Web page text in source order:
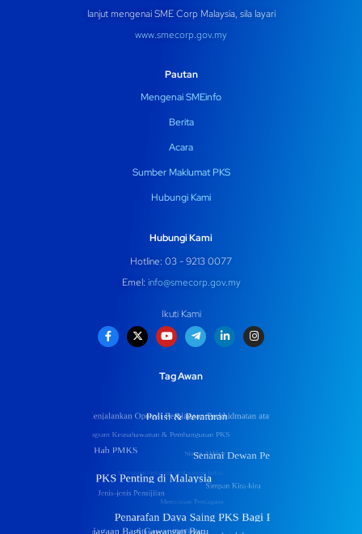
lanjut mengenai SME Corp Malaysia, sila layari
www.smecorp.gov.my
Pautan
Mengenai SMEinfo
Berita
Acara
Sumber Maklumat PKS
Hubungi Kami
Hubungi Kami
Hotline: 03 - 9213 0077
Emel: info@smecorp.gov.my
Ikuti Kami
Tag Awan